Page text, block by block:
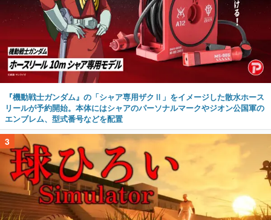
『機動戦士ガンダム』の「シャア専用ザクⅡ」をイメージした散水ホース
リールが予約開始。本体にはシャアのパーソナルマークやジオン公国軍の
エンブレム、型式番号などを配置
3